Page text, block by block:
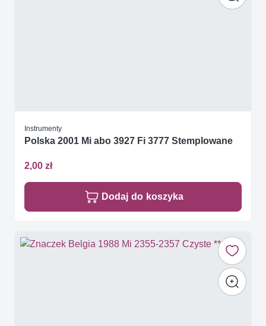
Instrumenty
Polska 2001 Mi abo 3927 Fi 3777 Stemplowane
2,00 zł
Dodaj do koszyka